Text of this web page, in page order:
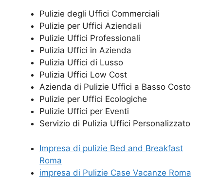
Pulizie degli Uffici Commerciali
Pulizie per Uffici Aziendali
Pulizie Uffici Professionali
Pulizia Uffici in Azienda
Pulizia Uffici di Lusso
Pulizia Uffici Low Cost
Azienda di Pulizie Uffici a Basso Costo
Pulizie per Uffici Ecologiche
Pulizie Uffici per Eventi
Servizio di Pulizia Uffici Personalizzato
Impresa di pulizie Bed and Breakfast
Roma
impresa di Pulizie Case Vacanze Roma